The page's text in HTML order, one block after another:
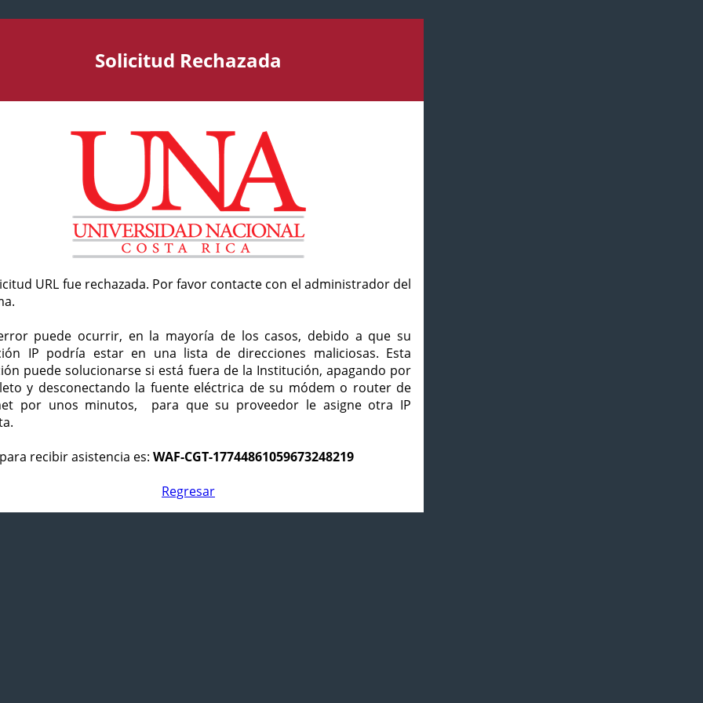
Solicitud Rechazada
URL fue rechazada. Por favor contacte con el administrador del
puede ocurrir, en la mayoría de los casos, debido a que su
IP podría estar en una lista de direcciones maliciosas. Esta
puede solucionarse si está fuera de la Institución, apagando por
y desconectando la fuente eléctrica de su módem o router de
por unos minutos, para que su proveedor le asigne otra IP
recibir asistencia es: WAF-CGT-17744861059673248219
Regresar